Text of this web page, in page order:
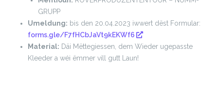
GRUPP
Umeldung: bis den 20.04.2023 iwwert dëst Formular:
forms.gle/F7fHCbJaVt9kEKWf6
Material: Däi Mëttegiessen, dem Wieder ugepasste
Kleeder a wéi ëmmer vill gutt Laun!